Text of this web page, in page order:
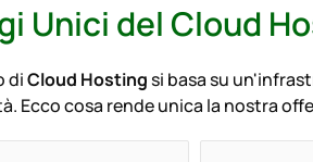
Unici del Cloud
diCloud Hostingsi basa su
Ecco cosa rende unica la nostra